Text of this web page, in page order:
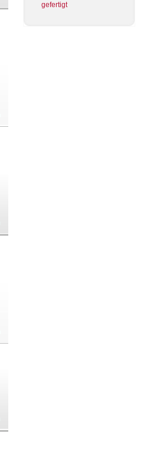
gefertigt